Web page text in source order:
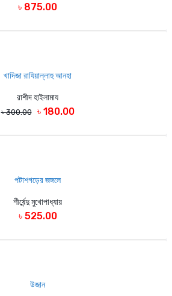
৳ 875.00
খাদিজা রাযিয়াল্লাহু আনহা
রাশীদ হাইলামায
৳ 300.00 ৳ 180.00
পটাশগড়ের জঙ্গলে
শীর্ষেন্দু মুখোপাধ্যায়
৳ 525.00
উজান